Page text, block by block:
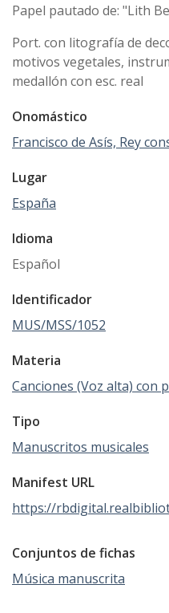
Papel pautado de: "Lith
Port. con litografía de
motivos vegetales,
medallón con esc. real
Onomástico
Francisco de Asís, Rey
Lugar
España
Idioma
Español
Identificador
MUS/MSS/1052
Materia
Canciones (Voz alta) con
Tipo
Manuscritos musicales
Manifest URL
https://
Conjuntos de fichas
Música manuscrita